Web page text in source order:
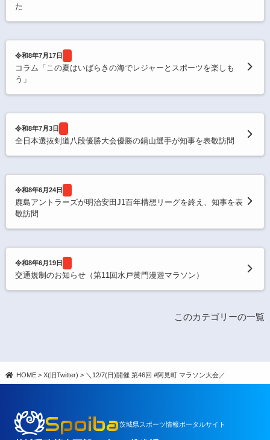
た
令和8年7月17日
コラム「この夏はいばらきの海でレジャーとスポーツを楽しも
う」
令和8年7月3日
全日本選抜剣道八段優勝大会優勝の鍋山選手が知事を表敬訪問
令和8年6月24日
鹿島アントラーズが明治安田J1百年構想リーグを終え、知事を表
敬訪問
令和8年6月19日
交通規制のお知らせ（第11回水戸黄門漫遊マラソン）
このカテゴリーの一覧
HOME >X(旧Twitter) > ＼12/7(日)開催 第46回 #阿見町 マラソン大会／
Spoiba茨城県スポーツ情報ポータルサイト